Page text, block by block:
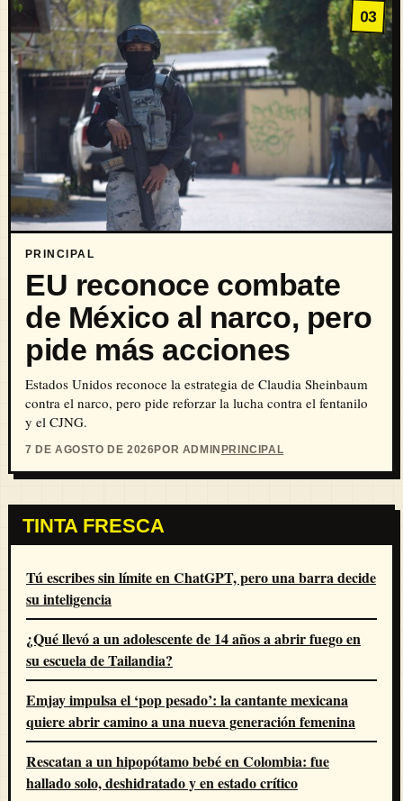
03
PRINCIPAL
EU reconoce combate
de México al narco, pero
pide más acciones
Estados Unidos reconoce la estrategia de Claudia Sheinbaum
contra el narco, pero pide reforzar la lucha contra el fentanilo
y el CJNG.
7 DE AGOSTO DE 2026POR ADMIN PRINCIPAL
TINTA FRESCA
Tú escribes sin límite en ChatGPT, pero una barra decide
su inteligencia
¿Qué llevó a un adolescente de 14 años a abrir fuego en
su escuela de Tailandia?
Emjay impulsa el ‘pop pesado’: la cantante mexicana
quiere abrir camino a una nueva generación femenina
Rescatan a un hipopótamo bebé en Colombia: fue
hallado solo, deshidratado y en estado crítico